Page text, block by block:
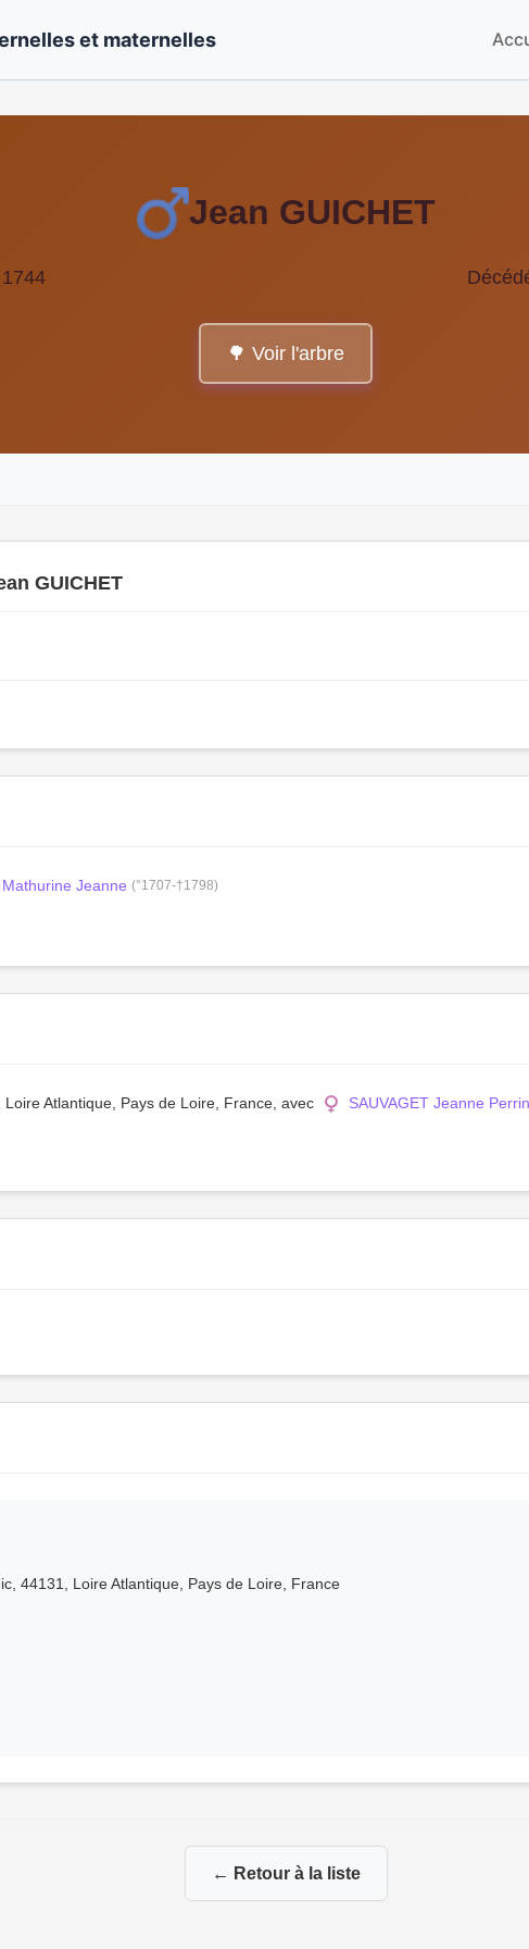
et maternelles
Jean GUICHET
🌳 Voir l'arbre
GUICHET
Jeanne (°1707-†1798)
Atlantique, Pays de Loire, France, avec SAUVAGET Jeanne
44131, Loire Atlantique, Pays de Loire, France
← Retour à la liste